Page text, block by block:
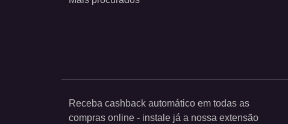
Receba cashback automático em todas as
compras online - instale já a nossa extensão